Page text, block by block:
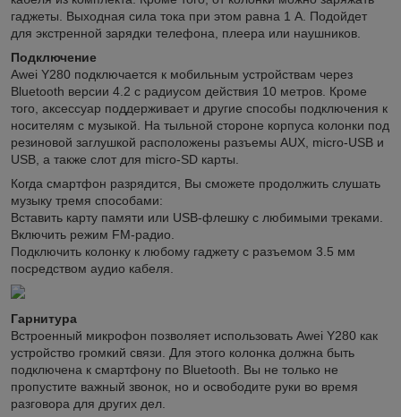
гаджеты. Выходная сила тока при этом равна 1 А. Подойдет
для экстренной зарядки телефона, плеера или наушников.
Подключение
Awei Y280 подключается к мобильным устройствам через
Bluetooth версии 4.2 с радиусом действия 10 метров. Кроме
того, аксессуар поддерживает и другие способы подключения к
носителям с музыкой. На тыльной стороне корпуса колонки под
резиновой заглушкой расположены разъемы AUX, micro-USB и
USB, а также слот для micro-SD карты.
Когда смартфон разрядится, Вы сможете продолжить слушать
музыку тремя способами:
Вставить карту памяти или USB-флешку с любимыми треками.
Включить режим FM-радио.
Подключить колонку к любому гаджету с разъемом 3.5 мм
посредством аудио кабеля.
Гарнитура
Встроенный микрофон позволяет использовать Awei Y280 как
устройство громкий связи. Для этого колонка должна быть
подключена к смартфону по Bluetooth. Вы не только не
пропустите важный звонок, но и освободите руки во время
разговора для других дел.